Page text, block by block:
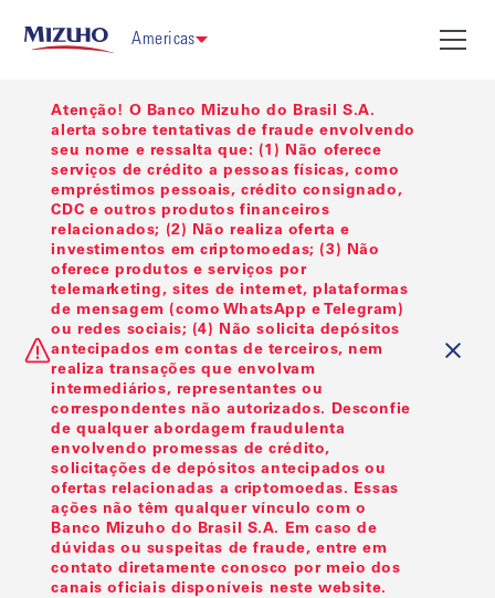
Americas
Atenção! O Banco Mizuho do Brasil S.A.
alerta sobre tentativas de fraude envolvendo
seu nome e ressalta que: (1) Não oferece
serviços de crédito a pessoas físicas, como
empréstimos pessoais, crédito consignado,
CDC e outros produtos financeiros
relacionados; (2) Não realiza oferta e
investimentos em criptomoedas; (3) Não
oferece produtos e serviços por
telemarketing, sites de internet, plataformas
de mensagem (como WhatsApp e Telegram)
ou redes sociais; (4) Não solicita depósitos
antecipados em contas de terceiros, nem
realiza transações que envolvam
intermediários, representantes ou
correspondentes não autorizados. Desconfie
de qualquer abordagem fraudulenta
envolvendo promessas de crédito,
solicitações de depósitos antecipados ou
ofertas relacionadas a criptomoedas. Essas
ações não têm qualquer vínculo com o
Banco Mizuho do Brasil S.A. Em caso de
dúvidas ou suspeitas de fraude, entre em
contato diretamente conosco por meio dos
canais oficiais disponíveis neste website.